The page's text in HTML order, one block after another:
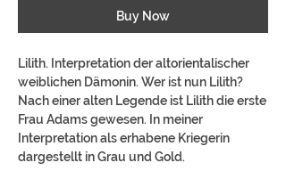
Buy Now
Lilith. Interpretation der altorientalischer
weiblichen Dämonin. Wer ist nun Lilith?
Nach einer alten Legende ist Lilith die erste
Frau Adams gewesen. In meiner
Interpretation als erhabene Kriegerin
dargestellt in Grau und Gold.